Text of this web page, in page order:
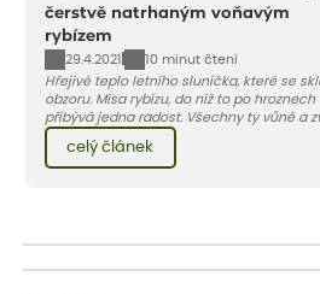
čerstvě natrhaným voňavým
rybízem
29.4.2021
10 minut čtení
Hřejivé teplo letního sluníčka, které se
obzoru. Mísa rybízu, do níž to po hroznech
přibývá jedna radost. Všechny ty vůně a
červencové zahrady. Sklizeň rybízu do
vnese neuvěřitelný klid a radost. A taky
bezstarostnosti dětství při mlsání
celý článek